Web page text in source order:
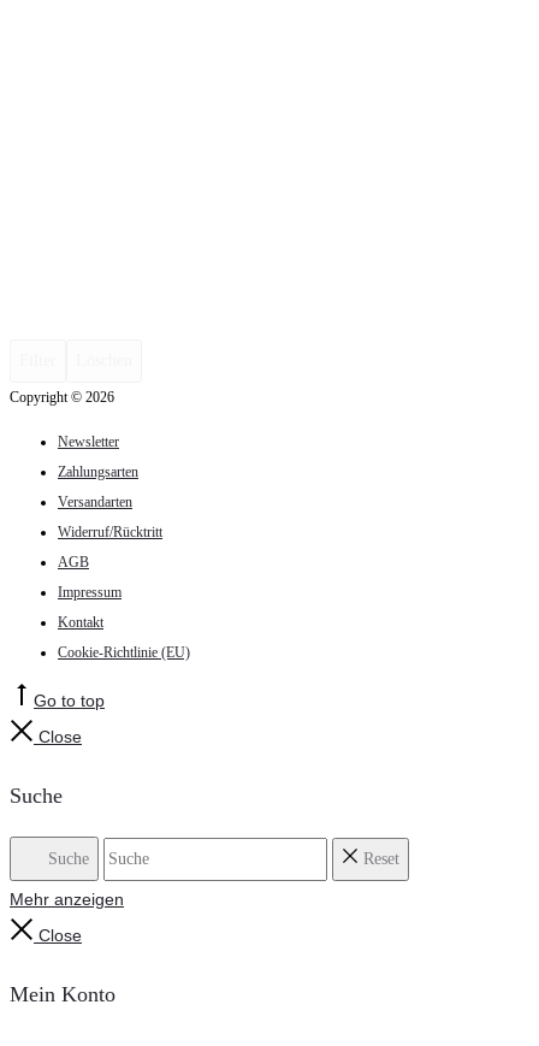
Copyright © 2026
Newsletter
Zahlungsarten
Versandarten
Widerruf/Rücktritt
AGB
Impressum
Kontakt
Cookie-Richtlinie (EU)
Go to top
Close
Suche
Suche Reset
Mehr anzeigen
Close
Mein Konto